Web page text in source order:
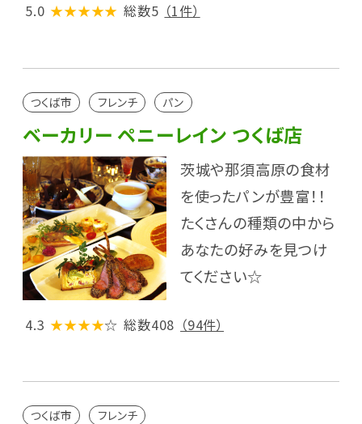
5.0 ★★★★★ 総数5 （1件）
つくば市 フレンチ パン
ベーカリー ペニーレイン つくば店
茨城や那須高原の食材
を使ったパンが豊富！！
たくさんの種類の中から
あなたの好みを見つけ
てください☆
4.3 ★★★★☆ 総数408 （94件）
つくば市 フレンチ